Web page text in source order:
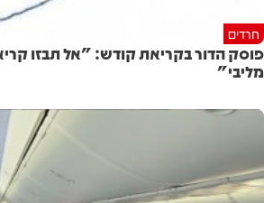
חרדים
פוסק הדור בקריאת קודש: "אל תבזו
מליבי"